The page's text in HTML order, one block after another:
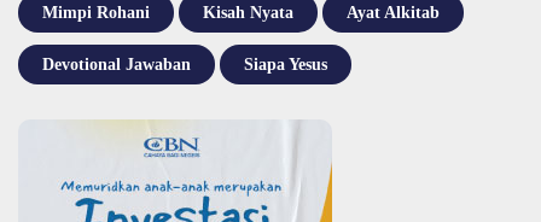
Mimpi Rohani Kisah Nyata Ayat Alkitab
Devotional Jawaban Siapa Yesus